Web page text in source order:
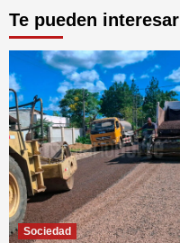
Te pueden interesar
Sociedad